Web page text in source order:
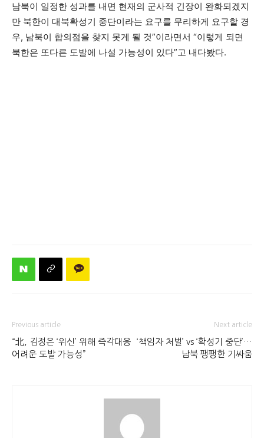
남북이 일정한 성과를 내면 현재의 군사적 긴장이 완화되겠지
만 북한이 대북확성기 중단이라는 요구를 무리하게 요구할 경
우, 남북이 합의점을 찾지 못게 될 것”이라면서 “이렇게 되면
북한은 또다른 도발에 나설 가능성이 있다”고 내다봤다.
Previous article
“北, 김정은 ‘위신’ 위해 즉각대응
어려운 도발 가능성”
Next article
‘책임자 처벌’ vs ‘확성기 중단’…
남북 팽팽한 기싸움